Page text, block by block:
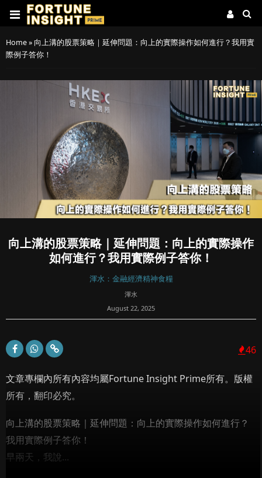
Home» 向上溝的股票策略｜延伸問題：向上的實際操作如何進行？我用實
際例子答你！
向上溝的股票策略｜延伸問題：向上的實際操作
如何進行？我用實際例子答你！
渾水：金融經濟精神食糧
渾水
August 22, 2025
46
文章專欄內所有內容均屬Fortune Insight Prime所有。版權
所有，翻印必究。
向上溝的股票策略｜延伸問題：向上的實際操作如何進行？
我用實際例子答你！
早兩天，我說...